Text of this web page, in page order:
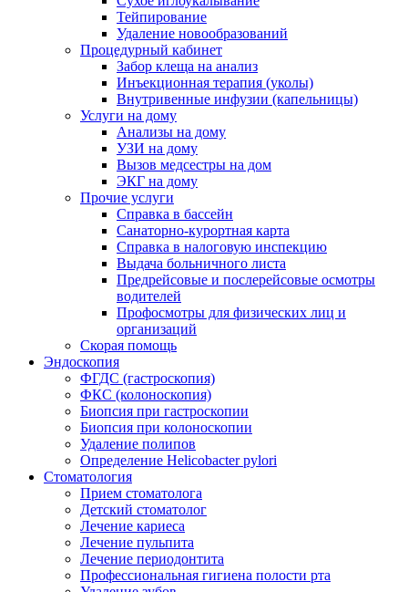
Тейпирование
Удаление новообразований
Процедурный кабинет
Забор клеща на анализ
Инъекционная терапия (уколы)
Внутривенные инфузии (капельницы)
Услуги на дому
Анализы на дому
УЗИ на дому
Вызов медсестры на дом
ЭКГ на дому
Прочие услуги
Справка в бассейн
Санаторно-курортная карта
Справка в налоговую инспекцию
Выдача больничного листа
Предрейсовые и послерейсовые осмотры
водителей
Профосмотры для физических лиц и
организаций
Скорая помощь
Эндоскопия
ФГДС (гастроскопия)
ФКС (колоноскопия)
Биопсия при гастроскопии
Биопсия при колоноскопии
Удаление полипов
Определение Helicobacter pylori
Стоматология
Прием стоматолога
Детский стоматолог
Лечение кариеса
Лечение пульпита
Лечение периодонтита
Профессиональная гигиена полости рта